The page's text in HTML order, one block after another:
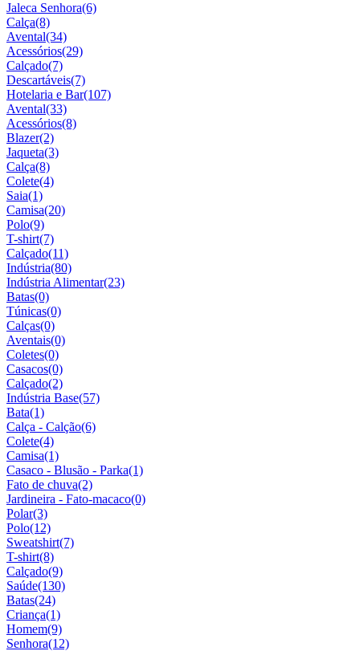
Jaleca Senhora(6)
Calça(8)
Avental(34)
Acessórios(29)
Calçado(7)
Descartáveis(7)
Hotelaria e Bar(107)
Avental(33)
Acessórios(8)
Blazer(2)
Jaqueta(3)
Calça(8)
Colete(4)
Saia(1)
Camisa(20)
Polo(9)
T-shirt(7)
Calçado(11)
Indústria(80)
Indústria Alimentar(23)
Batas(0)
Túnicas(0)
Calças(0)
Aventais(0)
Coletes(0)
Casacos(0)
Calçado(2)
Indústria Base(57)
Bata(1)
Calça - Calção(6)
Colete(4)
Camisa(1)
Casaco - Blusão - Parka(1)
Fato de chuva(2)
Jardineira - Fato-macaco(0)
Polar(3)
Polo(12)
Sweatshirt(7)
T-shirt(8)
Calçado(9)
Saúde(130)
Batas(24)
Criança(1)
Homem(9)
Senhora(12)